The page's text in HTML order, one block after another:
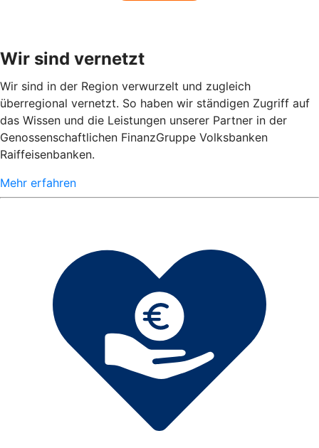
Wir sind vernetzt
Wir sind in der Region verwurzelt und zugleich
überregional vernetzt. So haben wir ständigen Zugriff auf
das Wissen und die Leistungen unserer Partner in der
Genossenschaftlichen FinanzGruppe Volksbanken
Raiffeisenbanken.
Mehr erfahren